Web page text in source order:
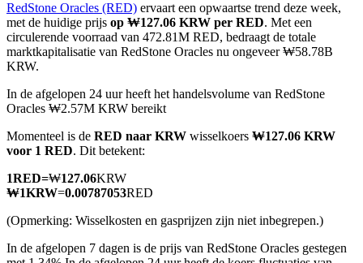
COIN-M-futures
Cryptocurrency-futures
TradFi
RedStone Oracles (RED) ervaart een opwaartse trend deze week,
met de huidige prijs op ₩127.06 KRW per RED. Met een
circulerende voorraad van 472.81M RED, bedraagt de totale
marktkapitalisatie van RedStone Oracles nu ongeveer ₩58.78B
KRW.
In de afgelopen 24 uur heeft het handelsvolume van RedStone
Oracles ₩2.57M KRW bereikt
Momenteel is de RED naar KRW wisselkoers ₩127.06 KRW
voor 1 RED. Dit betekent:
1RED=₩127.06KRW
₩1KRW=0.00787053RED
(Opmerking: Wisselkosten en gasprijzen zijn niet inbegrepen.)
In de afgelopen 7 dagen is de prijs van RedStone Oracles gestegen